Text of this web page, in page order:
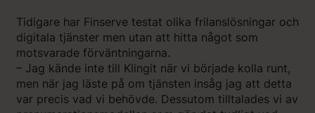
Tidigare har Finserve testat olika frilanslösningar och
digitala tjänster men utan att hitta något som
motsvarade förväntningarna.
– Jag kände inte till Klingit när vi började kolla runt,
men när jag läste på om tjänsten insåg jag att detta
var precis vad vi behövde. Dessutom tilltalades vi av